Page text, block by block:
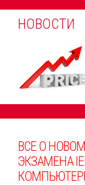
НОВОСТИ
ВСЕ О
ЭКЗАМЕНА